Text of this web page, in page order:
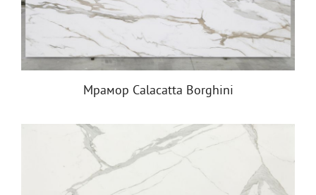
Мрамор Calacatta Borghini